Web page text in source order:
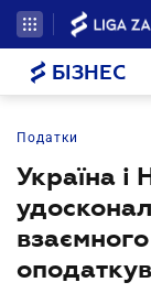
БІЗНЕС
Податки
Україна і